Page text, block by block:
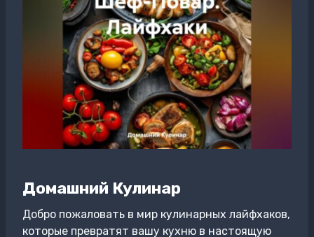
Домашний Кулинар
Добро пожаловать в мир кулинарных лайфхаков,
которые превратят вашу кухню в настоящую